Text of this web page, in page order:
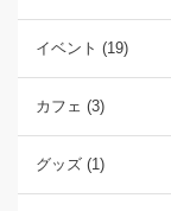
イベント (19)
カフェ (3)
グッズ (1)